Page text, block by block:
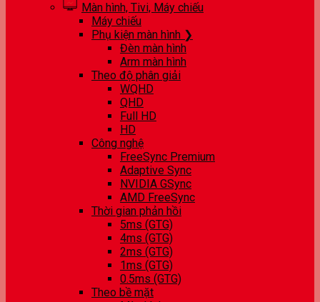
Màn hình, Tivi, Máy chiếu
Máy chiếu
Phụ kiện màn hình ❯
Đèn màn hình
Arm màn hình
Theo độ phân giải
WQHD
QHD
Full HD
HD
Công nghệ
FreeSync Premium
Adaptive Sync
NVIDIA GSync
AMD FreeSync
Thời gian phản hồi
5ms (GTG)
4ms (GTG)
2ms (GTG)
1ms (GTG)
0.5ms (GTG)
Theo bề mặt